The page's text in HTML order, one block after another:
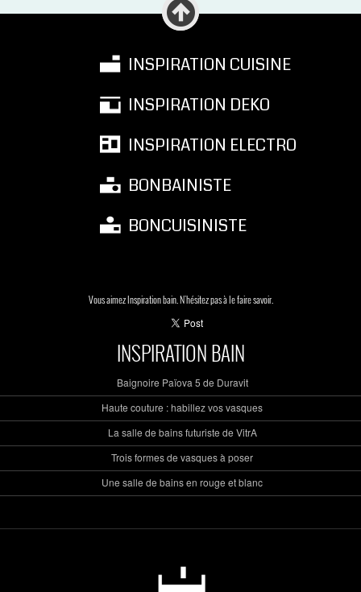
INSPIRATION CUISINE
INSPIRATION DEKO
INSPIRATION ELECTRO
BONBAINISTE
BONCUISINISTE
Vous aimez Inspiration bain. N'hésitez pas à le faire savoir.
INSPIRATION BAIN
Baignoire Païova 5 de Duravit
Haute couture : habillez vos vasques
La salle de bains futuriste de VitrA
Trois formes de vasques à poser
Une salle de bains en rouge et blanc